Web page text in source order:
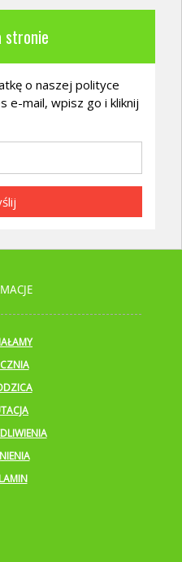
stronie
o naszej polityce
e-mail, wpisz go i kliknij